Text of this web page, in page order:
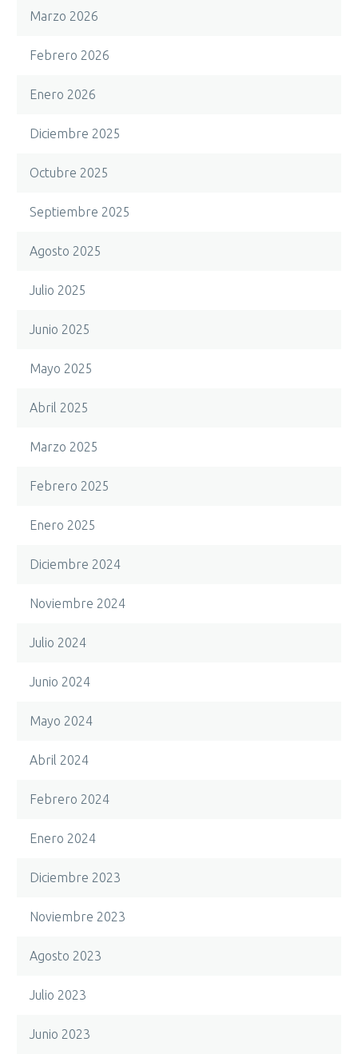
Marzo 2026
Febrero 2026
Enero 2026
Diciembre 2025
Octubre 2025
Septiembre 2025
Agosto 2025
Julio 2025
Junio 2025
Mayo 2025
Abril 2025
Marzo 2025
Febrero 2025
Enero 2025
Diciembre 2024
Noviembre 2024
Julio 2024
Junio 2024
Mayo 2024
Abril 2024
Febrero 2024
Enero 2024
Diciembre 2023
Noviembre 2023
Agosto 2023
Julio 2023
Junio 2023